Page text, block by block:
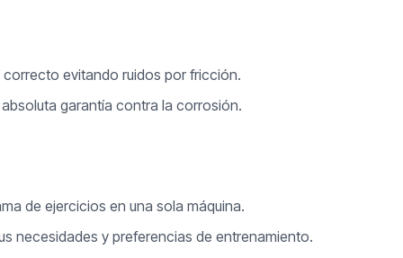
evitando ruidos por fricción.
garantía contra la corrosión.
de ejercicios en una sola máquina.
necesidades y preferencias de entrenamiento.